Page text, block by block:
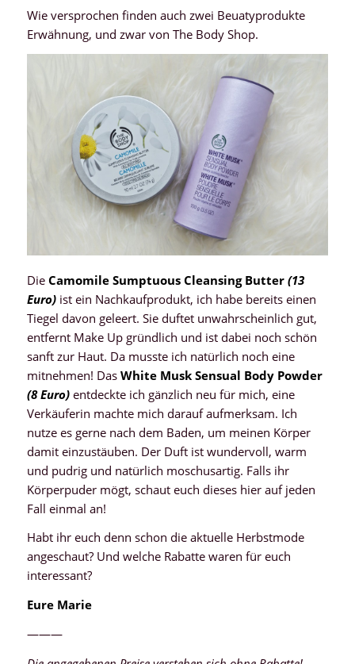
Wie versprochen finden auch zwei Beuatyprodukte
Erwähnung, und zwar von The Body Shop.
Die Camomile Sumptuous Cleansing Butter (13
Euro)ist ein Nachkaufprodukt, ich habe bereits einen
Tiegel davon geleert. Sie duftet unwahrscheinlich gut,
entfernt Make Up gründlich und ist dabei noch schön
sanft zur Haut. Da musste ich natürlich noch eine
mitnehmen! DasWhite Musk Sensual Body Powder
(8 Euro)entdeckte ich gänzlich neu für mich, eine
Verkäuferin machte mich darauf aufmerksam. Ich
nutze es gerne nach dem Baden, um meinen Körper
damit einzustäuben. Der Duft ist wundervoll, warm
und pudrig und natürlich moschusartig. Falls ihr
Körperpuder mögt, schaut euch dieses hier auf jeden
Fall einmal an!
Habt ihr euch denn schon die aktuelle Herbstmode
angeschaut? Und welche Rabatte waren für euch
interessant?
Eure Marie
———